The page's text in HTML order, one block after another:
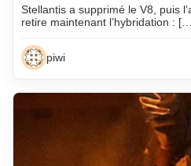
Stellantis a supprimé le V8, puis
retire maintenant l’hybridation :
piwi